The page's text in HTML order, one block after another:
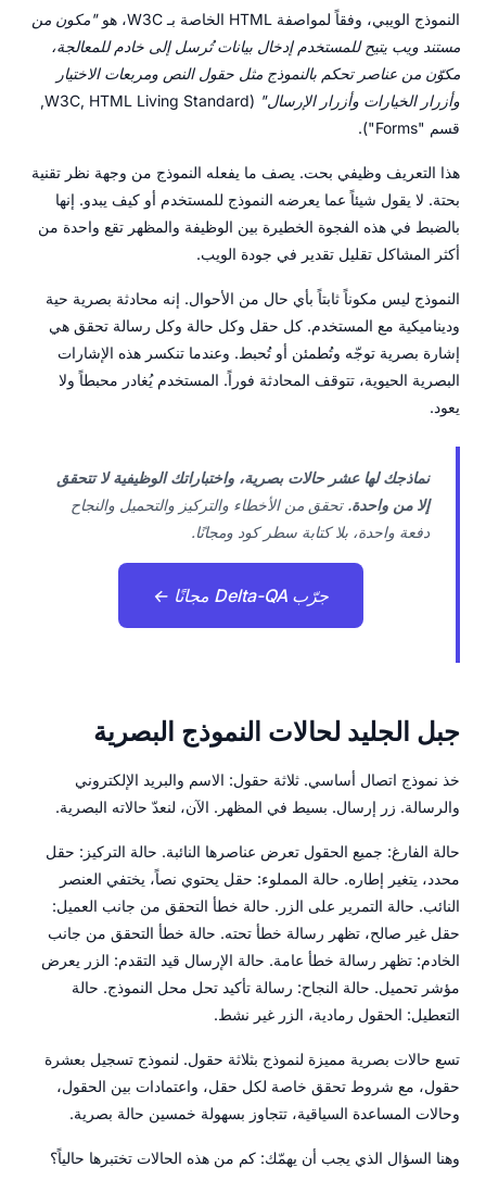
النموذج الويبي، وفقاً لمواصفة HTML الخاصة بـ W3C، هو
"مكون من
مستند ويب يتيح للمستخدم إدخال بيانات تُرسل إلى خادم للمعالجة،
مكوّن من عناصر تحكم بالنموذج مثل حقول النص ومربعات الاختيار
وأزرار الخيارات وأزرار الإرسال"
(W3C, HTML Living Standard,
قسم "Forms").
هذا التعريف وظيفي بحت. يصف ما يفعله النموذج من وجهة نظر تقنية
بحتة. لا يقول شيئاً عما يعرضه النموذج للمستخدم أو كيف يبدو. إنها
بالضبط في هذه الفجوة الخطيرة بين الوظيفة والمظهر تقع واحدة من
أكثر المشاكل تقليل تقدير في جودة الويب.
النموذج ليس مكوناً ثابتاً بأي حال من الأحوال. إنه محادثة بصرية حية
وديناميكية مع المستخدم. كل حقل وكل حالة وكل رسالة تحقق هي
إشارة بصرية توجّه وتُطمئن أو تُحبط. وعندما تنكسر هذه الإشارات
البصرية الحيوية، تتوقف المحادثة فوراً. المستخدم يُغادر محبطاً ولا
يعود.
نماذجك لها عشر حالات بصرية، واختباراتك الوظيفية لا تتحقق
إلا من واحدة. تحقق من الأخطاء والتركيز والتحميل والنجاح
دفعة واحدة، بلا كتابة سطر كود ومجانًا.
جرّب Delta-QA مجانًا ←
جبل الجليد لحالات النموذج البصرية
خذ نموذج اتصال أساسي. ثلاثة حقول: الاسم والبريد الإلكتروني
والرسالة. زر إرسال. بسيط في المظهر. الآن، لنعدّ حالاته البصرية.
حالة الفارغ: جميع الحقول تعرض عناصرها النائبة. حالة التركيز: حقل
محدد، يتغير إطاره. حالة المملوء: حقل يحتوي نصاً، يختفي العنصر
النائب. حالة التمرير على الزر. حالة خطأ التحقق من جانب العميل:
حقل غير صالح، تظهر رسالة خطأ تحته. حالة خطأ التحقق من جانب
الخادم: تظهر رسالة خطأ عامة. حالة الإرسال قيد التقدم: الزر يعرض
مؤشر تحميل. حالة النجاح: رسالة تأكيد تحل محل النموذج. حالة
التعطيل: الحقول رمادية، الزر غير نشط.
تسع حالات بصرية مميزة لنموذج بثلاثة حقول. لنموذج تسجيل بعشرة
حقول، مع شروط تحقق خاصة لكل حقل، واعتمادات بين الحقول،
وحالات المساعدة السياقية، تتجاوز بسهولة خمسين حالة بصرية.
وهنا السؤال الذي يجب أن يهمّك: كم من هذه الحالات تختبرها حالياً؟